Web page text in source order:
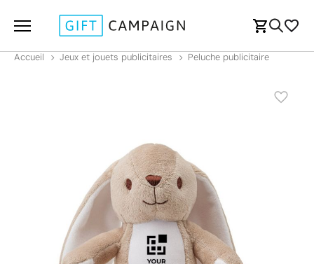
Accueil Jeux et jouets publicitaires Peluche publicitaire